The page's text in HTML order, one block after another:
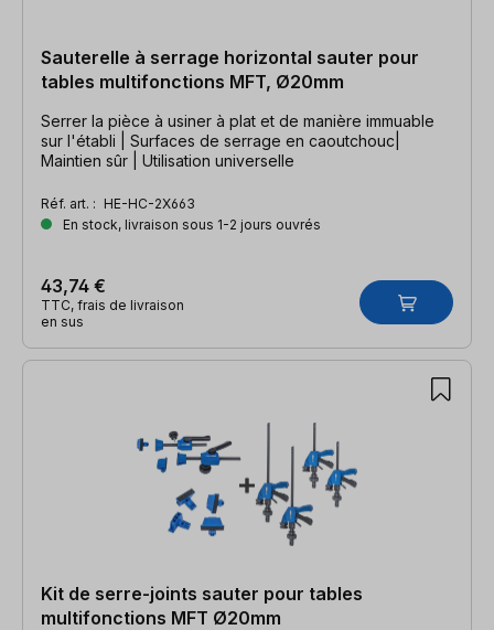
Sauterelle à serrage horizontal sauter pour
tables multifonctions MFT, Ø20mm
Serrer la pièce à usiner à plat et de manière immuable
sur l'établi | Surfaces de serrage en caoutchouc|
Maintien sûr | Utilisation universelle
Réf. art. : HE-HC-2X663
En stock, livraison sous 1-2 jours ouvrés
43,74 €
TTC, frais de livraison
en sus
Kit de serre-joints sauter pour tables
multifonctions MFT Ø20mm